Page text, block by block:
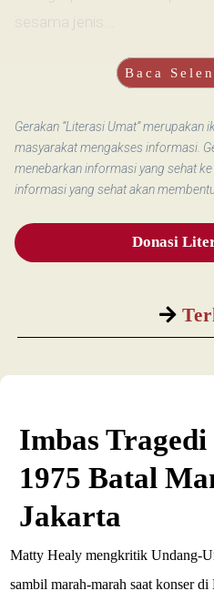
sesama jenis...
Baca
Gerakan “Literasi Umat” merupakan
masyarakat mengakses informasi.
menebarkan informasi yang sehat
informasi yang sehat akan
Donasi
Imbas
1975 Batal
Jakarta
Matty Healy mengkritik Undang-
sambil marah-marah saat konser di